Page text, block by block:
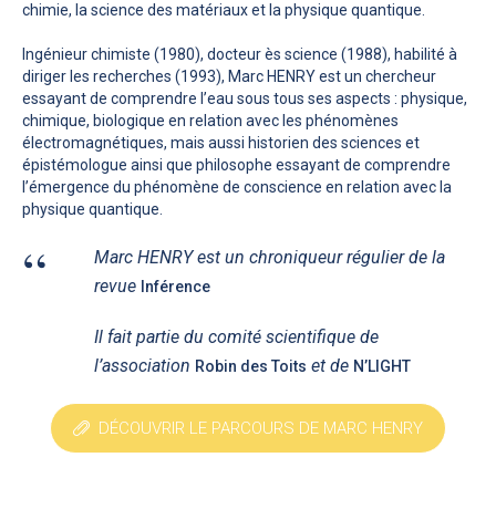
chimie, la science des matériaux et la physique quantique.
Ingénieur chimiste (1980), docteur ès science (1988), habilité à
diriger les recherches (1993), Marc HENRY est un chercheur
essayant de comprendre l’eau sous tous ses aspects : physique,
chimique, biologique en relation avec les phénomènes
électromagnétiques, mais aussi historien des sciences et
épistémologue ainsi que philosophe essayant de comprendre
l’émergence du phénomène de conscience en relation avec la
physique quantique.
Marc HENRY est un chroniqueur régulier de la
revue Inférence
Il fait partie du comité scientifique de
l’association Robin des Toits et de N’LIGHT
DÉCOUVRIR LE PARCOURS DE MARC HENRY